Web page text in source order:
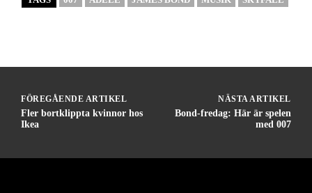
FÖREGÅENDE ARTIKEL
Fler bortklippta kvinnor hos
Ikea
NÄSTA ARTIKEL
Bond-fredag: Här är spelen
med 007